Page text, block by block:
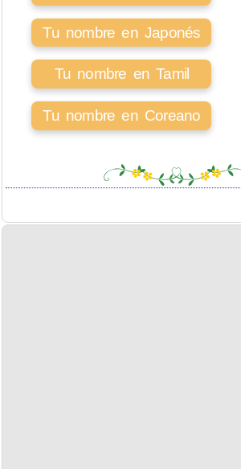
Tu nombre en Japonés
Tu nombre en Tamil
Tu nombre en Coreano